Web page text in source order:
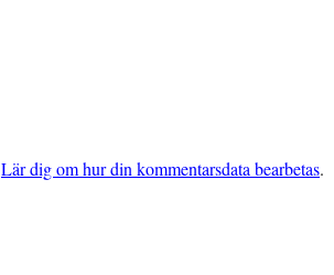
Lär dig om hur din kommentarsdata bearbetas.